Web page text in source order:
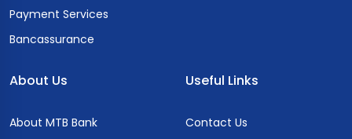
Payment Services
Bancassurance
About Us
About MTB Bank
Useful Links
Contact Us